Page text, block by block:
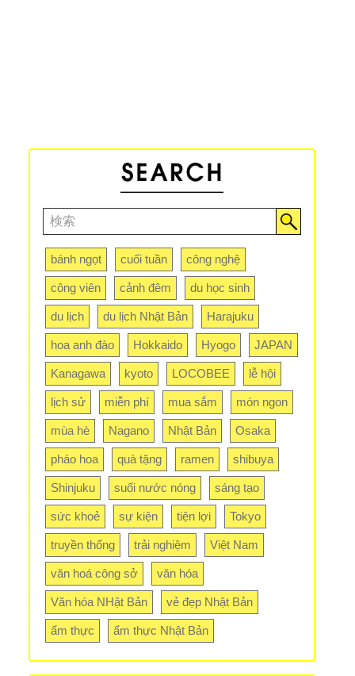
bánh ngọt cuối tuần công nghệ
công viên cảnh đêm du học sinh
du lịch du lịch Nhật Bản Harajuku
hoa anh đào Hokkaido Hyogo JAPAN
Kanagawa kyoto LOCOBEE lễ hội
lịch sử miễn phí mua sắm món ngon
mùa hè Nagano Nhật Bản Osaka
pháo hoa quà tặng ramen shibuya
Shinjuku suối nước nóng sáng tạo
sức khoẻ sự kiện tiện lợi Tokyo
truyền thống trải nghiệm Việt Nam
văn hoá công sở văn hóa
Văn hóa NHật Bản vẻ đẹp Nhật Bản
ẩm thực ẩm thực Nhật Bản